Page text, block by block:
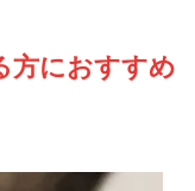
方におすすめ